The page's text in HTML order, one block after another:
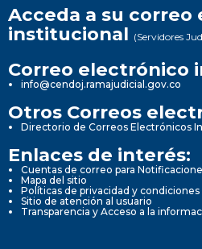
Acceda a su
institucional (Servidores
Correo electrónico
info@cendoj.ramajudicial.gov.co
Otros Correos
Directorio de Correos Electrónicos
Enlaces de interés:
Cuentas de correo para
Mapa del sitio
Políticas de privacidad y condiciones
Sitio de atención al usuario
Transparencia y Acceso a la